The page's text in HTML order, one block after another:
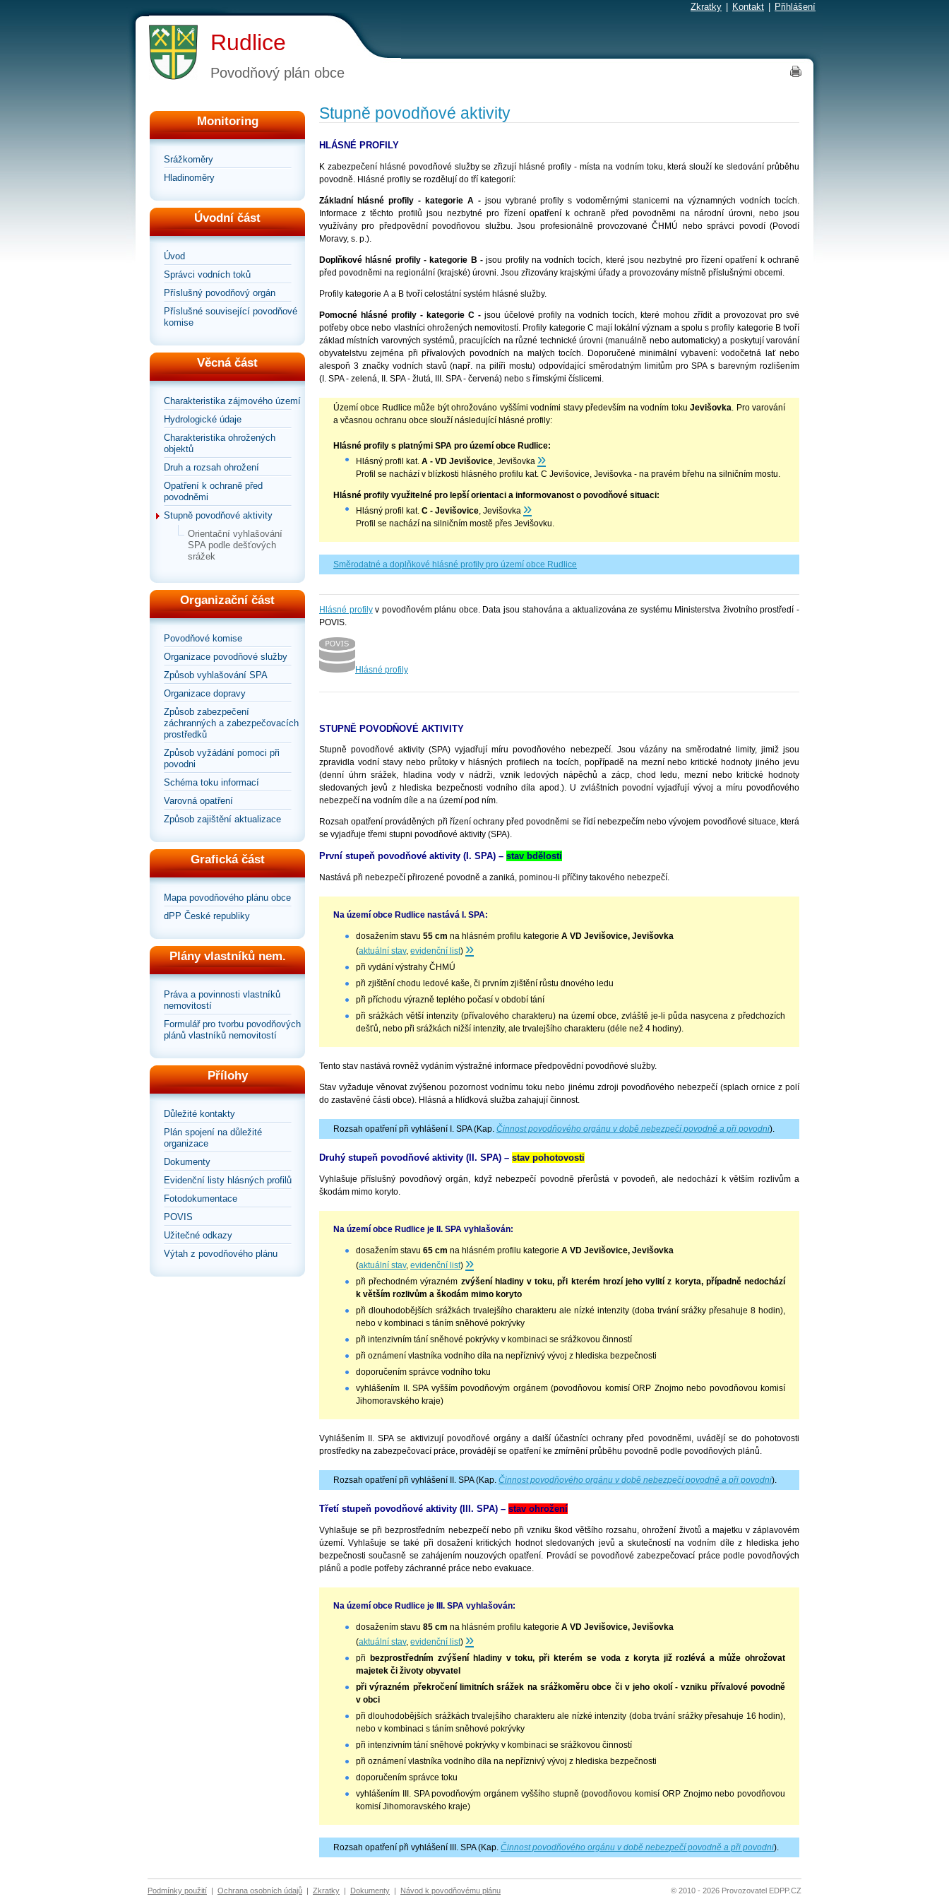
Zkratky Kontakt Přihlášení
Rudlice
Povodňový plán obce
Monitoring
Srážkoměry
Hladinoměry
Úvodní část
Úvod
Správci vodních toků
Příslušný povodňový orgán
Příslušné související povodňové
komise
Věcná část
Charakteristika zájmového území
Hydrologické údaje
Charakteristika ohrožených
objektů
Druh a rozsah ohrožení
Opatření k ochraně před
povodněmi
Stupně povodňové aktivity
Orientační vyhlašování
SPA podle dešťových
srážek
Organizační část
Povodňové komise
Organizace povodňové služby
Způsob vyhlašování SPA
Organizace dopravy
Způsob zabezpečení
záchranných a zabezpečovacích
prostředků
Způsob vyžádání pomoci při
povodni
Schéma toku informací
Varovná opatření
Způsob zajištění aktualizace
Grafická část
Mapa povodňového plánu obce
dPP České republiky
Plány vlastníků nem.
Práva a povinnosti vlastníků
nemovitostí
Formulář pro tvorbu povodňových
plánů vlastníků nemovitostí
Přílohy
Důležité kontakty
Plán spojení na důležité
organizace
Dokumenty
Evidenční listy hlásných profilů
Fotodokumentace
POVIS
Užitečné odkazy
Výtah z povodňového plánu
Stupně povodňové aktivity
HLÁSNÉ PROFILY
K zabezpečení hlásné povodňové služby se zřizují hlásné profily - místa na vodním toku, která slouží ke sledování průběhu
povodně. Hlásné profily se rozdělují do tří kategorií:
Základní hlásné profily - kategorie A -jsou vybrané profily s vodoměrnými stanicemi na významných vodních tocích.
Informace z těchto profilů jsou nezbytné pro řízení opatření k ochraně před povodněmi na národní úrovni, nebo jsou
využívány pro předpovědní povodňovou službu. Jsou profesionálně provozované ČHMÚ nebo správci povodí (Povodí
Moravy, s. p.).
Doplňkové hlásné profily - kategorie B -jsou profily na vodních tocích, které jsou nezbytné pro řízení opatření k ochraně
před povodněmi na regionální (krajské) úrovni. Jsou zřizovány krajskými úřady a provozovány místně příslušnými obcemi.
Profily kategorie A a B tvoří celostátní systém hlásné služby.
Pomocné hlásné profily - kategorie C - jsou účelové profily na vodních tocích, které mohou zřídit a provozovat pro své
potřeby obce nebo vlastníci ohrožených nemovitostí. Profily kategorie C mají lokální význam a spolu s profily kategorie B tvoří
základ místních varovných systémů, pracujících na různé technické úrovni (manuálně nebo automaticky) a poskytují varování
obyvatelstvu zejména při přívalových povodních na malých tocích. Doporučené minimální vybavení: vodočetná lať nebo
alespoň 3 značky vodních stavů (např. na pilíři mostu) odpovídající směrodatným limitům pro SPA s barevným rozlišením
(I. SPA - zelená, II. SPA - žlutá, III. SPA - červená) nebo s římskými číslicemi.
Území obce Rudlice může být ohrožováno vyššími vodními stavy především na vodním tokuJevišovka. Pro varování
a včasnou ochranu obce slouží následující hlásné profily:
Hlásné profily s platnými SPA pro území obce Rudlice:
Hlásný profil kat. A - VD Jevišovice, Jevišovka »
Profil se nachází v blízkosti hlásného profilu kat. C Jevišovice, Jevišovka - na pravém břehu na silničním mostu.
Hlásné profily využitelné pro lepší orientaci a informovanost o povodňové situaci:
Hlásný profil kat. C - Jevišovice, Jevišovka »
Profil se nachází na silničním mostě přes Jevišovku.
Směrodatné a doplňkové hlásné profily pro území obce Rudlice
Hlásné profilyv povodňovém plánu obce. Data jsou stahována a aktualizována ze systému Ministerstva životního prostředí -
POVIS.
Hlásné profily
STUPNĚ POVODŇOVÉ AKTIVITY
Stupně povodňové aktivity (SPA) vyjadřují míru povodňového nebezpečí. Jsou vázány na směrodatné limity, jimiž jsou
zpravidla vodní stavy nebo průtoky v hlásných profilech na tocích, popřípadě na mezní nebo kritické hodnoty jiného jevu
(denní úhrn srážek, hladina vody v nádrži, vznik ledových nápěchů a zácp, chod ledu, mezní nebo kritické hodnoty
sledovaných jevů z hlediska bezpečnosti vodního díla apod.). U zvláštních povodní vyjadřují vývoj a míru povodňového
nebezpečí na vodním díle a na území pod ním.
Rozsah opatření prováděných při řízení ochrany před povodněmi se řídí nebezpečím nebo vývojem povodňové situace, která
se vyjadřuje třemi stupni povodňové aktivity (SPA).
První stupeň povodňové aktivity (I. SPA) – stav bdělosti
Nastává při nebezpečí přirozené povodně a zaniká, pominou-li příčiny takového nebezpečí.
Na území obce Rudlice nastává I. SPA:
dosažením stavu 55 cm na hlásném profilu kategorie A VD Jevišovice, Jevišovka
(aktuální stav, evidenční list) »
při vydání výstrahy ČHMÚ
při zjištění chodu ledové kaše, či prvním zjištění růstu dnového ledu
při příchodu výrazně teplého počasí v období tání
při srážkách větší intenzity (přívalového charakteru) na území obce, zvláště je-li půda nasycena z předchozích
dešťů, nebo při srážkách nižší intenzity, ale trvalejšího charakteru (déle než 4 hodiny).
Tento stav nastává rovněž vydáním výstražné informace předpovědní povodňové služby.
Stav vyžaduje věnovat zvýšenou pozornost vodnímu toku nebo jinému zdroji povodňového nebezpečí (splach ornice z polí
do zastavěné části obce). Hlásná a hlídková služba zahajují činnost.
Rozsah opatření při vyhlášení I. SPA (Kap. Činnost povodňového orgánu v době nebezpečí povodně a při povodni).
Druhý stupeň povodňové aktivity (II. SPA) – stav pohotovosti
Vyhlašuje příslušný povodňový orgán, když nebezpečí povodně přerůstá v povodeň, ale nedochází k větším rozlivům a
škodám mimo koryto.
Na území obce Rudlice je II. SPA vyhlašován:
dosažením stavu 65 cm na hlásném profilu kategorie A VD Jevišovice, Jevišovka
(aktuální stav, evidenční list) »
při přechodném výrazném zvýšení hladiny v toku, při kterém hrozí jeho vylití z koryta, případně nedochází
k větším rozlivům a škodám mimo koryto
při dlouhodobějších srážkách trvalejšího charakteru ale nízké intenzity (doba trvání srážky přesahuje 8 hodin),
nebo v kombinaci s táním sněhové pokrývky
při intenzivním tání sněhové pokrývky v kombinaci se srážkovou činností
při oznámení vlastníka vodního díla na nepříznivý vývoj z hlediska bezpečnosti
doporučením správce vodního toku
vyhlášením II. SPA vyšším povodňovým orgánem (povodňovou komisí ORP Znojmo nebo povodňovou komisí
Jihomoravského kraje)
Vyhlášením II. SPA se aktivizují povodňové orgány a další účastníci ochrany před povodněmi, uvádějí se do pohotovosti
prostředky na zabezpečovací práce, provádějí se opatření ke zmírnění průběhu povodně podle povodňových plánů.
Rozsah opatření při vyhlášení II. SPA (Kap. Činnost povodňového orgánu v době nebezpečí povodně a při povodni).
Třetí stupeň povodňové aktivity (III. SPA) – stav ohrožení
Vyhlašuje se při bezprostředním nebezpečí nebo při vzniku škod většího rozsahu, ohrožení životů a majetku v záplavovém
území. Vyhlašuje se také při dosažení kritických hodnot sledovaných jevů a skutečností na vodním díle z hlediska jeho
bezpečnosti současně se zahájením nouzových opatření. Provádí se povodňové zabezpečovací práce podle povodňových
plánů a podle potřeby záchranné práce nebo evakuace.
Na území obce Rudlice je III. SPA vyhlašován:
dosažením stavu 85 cm na hlásném profilu kategorie A VD Jevišovice, Jevišovka
(aktuální stav, evidenční list) »
při bezprostředním zvýšení hladiny v toku, při kterém se voda z koryta již rozlévá a může ohrožovat
majetek či životy obyvatel
při výrazném překročení limitních srážek na srážkoměru obce či v jeho okolí - vzniku přívalové povodně
v obci
při dlouhodobějších srážkách trvalejšího charakteru ale nízké intenzity (doba trvání srážky přesahuje 16 hodin),
nebo v kombinaci s táním sněhové pokrývky
při intenzivním tání sněhové pokrývky v kombinaci se srážkovou činností
při oznámení vlastníka vodního díla na nepříznivý vývoj z hlediska bezpečnosti
doporučením správce toku
vyhlášením III. SPA povodňovým orgánem vyššího stupně (povodňovou komisí ORP Znojmo nebo povodňovou
komisí Jihomoravského kraje)
Rozsah opatření při vyhlášení III. SPA (Kap. Činnost povodňového orgánu v době nebezpečí povodně a při povodni).
Podmínky použití | Ochrana osobních údajů | Zkratky | Dokumenty | Návod k povodňovému plánu © 2010 - 2026 Provozovatel EDPP.CZ